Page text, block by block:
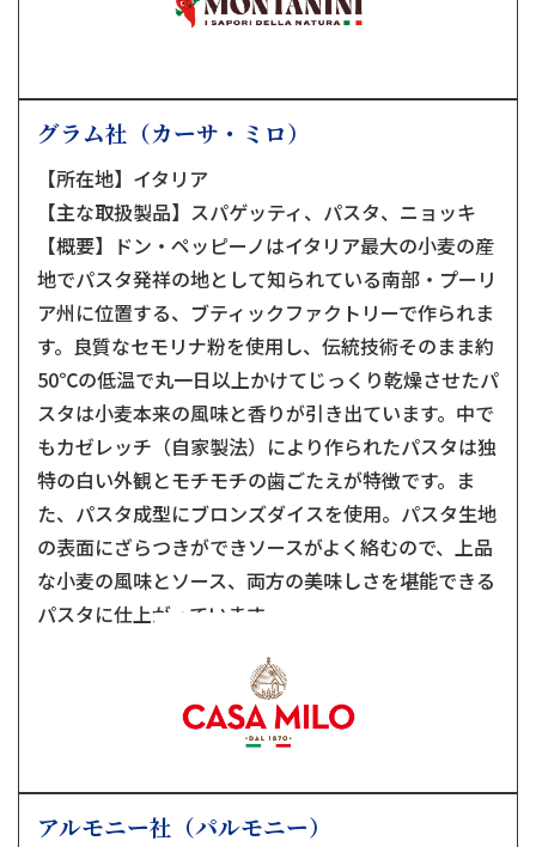
グラム社（カーサ・ミロ）
【所在地】イタリア
【主な取扱製品】スパゲッティ、パスタ、ニョッキ
【概要】ドン・ペッピーノはイタリア最大の小麦の産
地でパスタ発祥の地として知られている南部・プーリ
ア州に位置する、ブティックファクトリーで作られま
す。良質なセモリナ粉を使用し、伝統技術そのまま約
50℃の低温で丸一日以上かけてじっくり乾燥させたパ
スタは小麦本来の風味と香りが引き出ています。中で
もカゼレッチ（自家製法）により作られたパスタは独
特の白い外観とモチモチの歯ごたえが特徴です。ま
た、パスタ成型にブロンズダイスを使用。パスタ生地
の表面にざらつきができソースがよく絡むので、上品
な小麦の風味とソース、両方の美味しさを堪能できる
パスタに仕上がっています。
アルモニー社（パルモニー）